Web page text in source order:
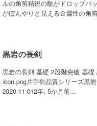
ルの角笛精鋭の敵がドロップバ
がぼんやりと見える金属性の角
黒岩の長剣
黒岩の長剣 基礎 2段階突破 基
icon.png片手剣品質シリーズ黒
2020-11-012年, 5か月前...